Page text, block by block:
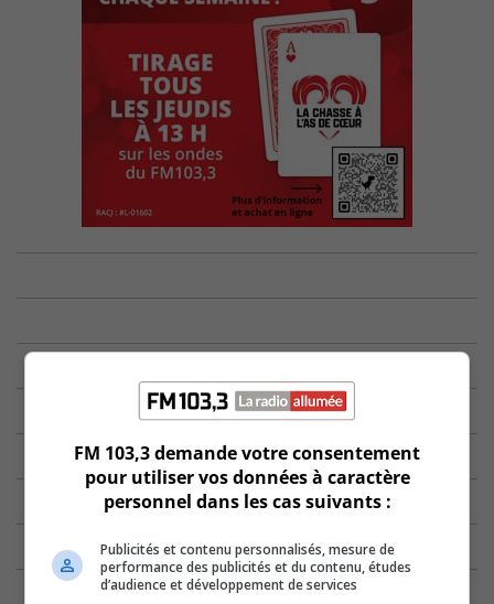
FM 103,3 demande votre consentement
pour utiliser vos données à caractère
personnel dans les cas suivants :
Publicités et contenu personnalisés, mesure de
performance des publicités et du contenu, études
d’audience et développement de services